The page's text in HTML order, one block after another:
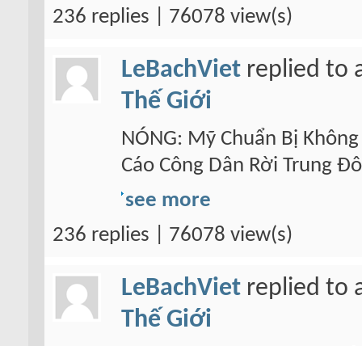
236 replies | 76078 view(s)
LeBachViet replied to
Thế Giới
NÓNG: Mỹ Chuẩn Bị
Cáo Công Dân Rời Trung
see more
236 replies | 76078 view(s)
LeBachViet replied to
Thế Giới